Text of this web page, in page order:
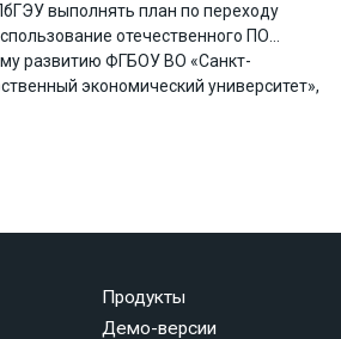
выполнять план по переходу
отечественного ПО…
развитию ФГБОУ ВО «Санкт-
экономический университет»,
Продукты
Демо-версии